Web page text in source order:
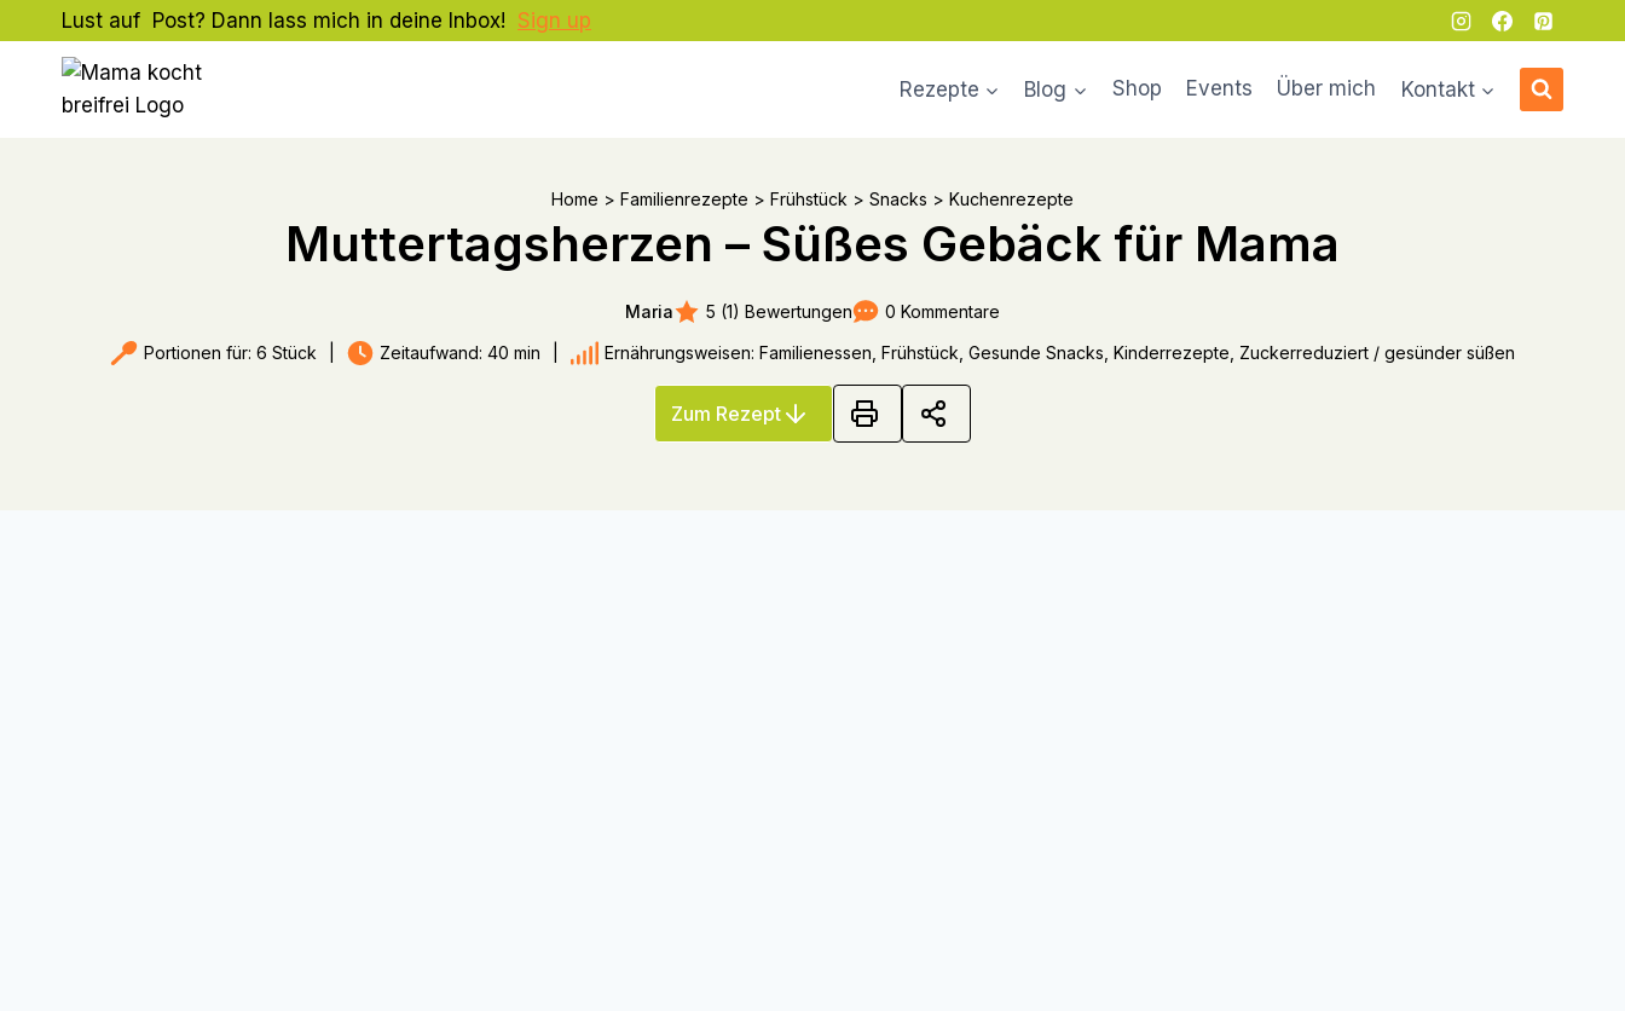
Inhalt
springen
Lust auf Post? Dann lass mich in deine Inbox! Sign up
Rezepte Blog Shop Events Über mich Kontakt
Home > Familienrezepte > Frühstück > Snacks > Kuchenrezepte
Muttertagsherzen – Süßes Gebäck für Mama
Maria 5 (1) Bewertungen 0 Kommentare
Portionen für: 6 Stück Zeitaufwand: 40 min Ernährungsweisen: Familienessen, Frühstück, Gesunde Snacks, Kinderrezepte, Zuckerreduziert / gesünder süßen
Zum Rezept